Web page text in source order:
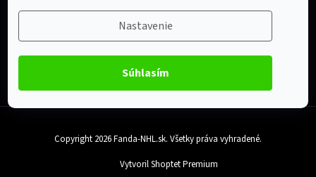
Nastavenie
Súhlasím
Vytvoril Shoptet Premium
Copyright 2026Fanda-NHL.sk. Všetky práva vyhradené.